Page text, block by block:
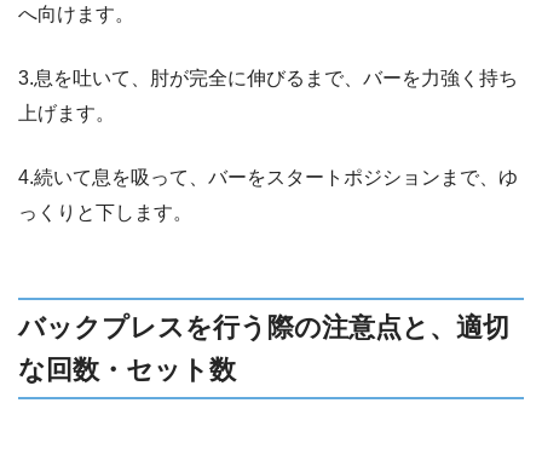
へ向けます。
3.息を吐いて、肘が完全に伸びるまで、バーを力強く持ち
上げます。
4.続いて息を吸って、バーをスタートポジションまで、ゆ
っくりと下します。
バックプレスを行う際の注意点と、適切
な回数・セット数